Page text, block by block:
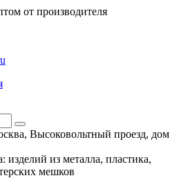
от производителя
Высоковольтный проезд, дом
изделий из металла, пластика,
мешков